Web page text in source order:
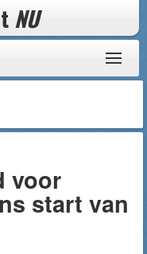
NU
voor
start van